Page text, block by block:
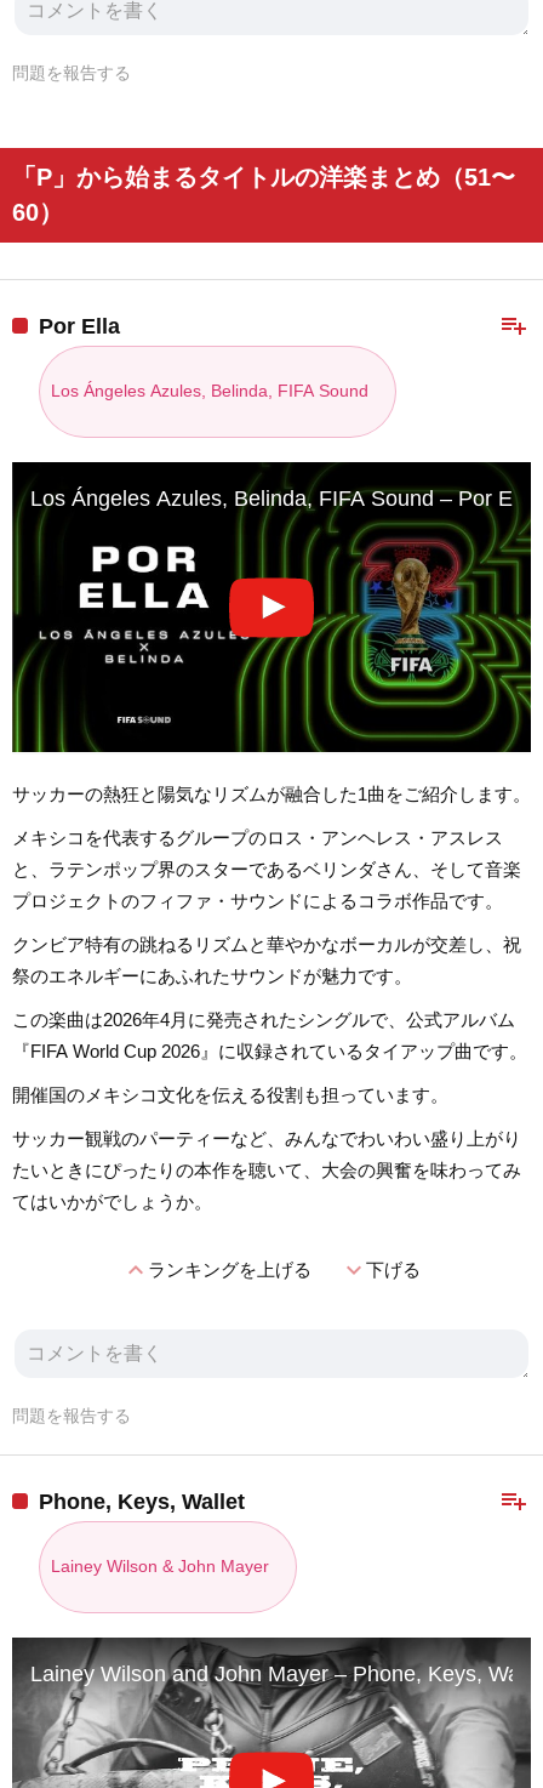
問題を報告する
「P」から始まるタイトルの洋楽まとめ（51〜
60）
playlist_add
Por Ella
Los Ángeles Azules, Belinda, FIFA Sound
Los Ángeles Azules, Belinda, FIFA Sound – Por
サッカーの熱狂と陽気なリズムが融合した1曲をご紹介します。
メキシコを代表するグループのロス・アンヘレス・アスレス
と、ラテンポップ界のスターであるベリンダさん、そして音楽
プロジェクトのフィファ・サウンドによるコラボ作品です。
クンビア特有の跳ねるリズムと華やかなボーカルが交差し、祝
祭のエネルギーにあふれたサウンドが魅力です。
この楽曲は2026年4月に発売されたシングルで、公式アルバム
『FIFA World Cup 2026』に収録されているタイアップ曲です。
開催国のメキシコ文化を伝える役割も担っています。
サッカー観戦のパーティーなど、みんなでわいわい盛り上がり
たいときにぴったりの本作を聴いて、大会の興奮を味わってみ
てはいかがでしょうか。
expand_lessランキングを上げる expand_more下げる
問題を報告する
playlist_add
Phone, Keys, Wallet
Lainey Wilson & John Mayer
Lainey Wilson and John Mayer – Phone, Keys,